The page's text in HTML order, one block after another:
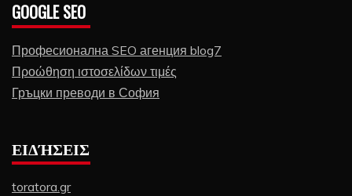
GOOGLE SEO
Професионална SEO агенция blog7
Προώθηση ιστοσελίδων τιμές
Гръцки преводи в София
ΕΙΔΉΣΕΙΣ
toratora.gr